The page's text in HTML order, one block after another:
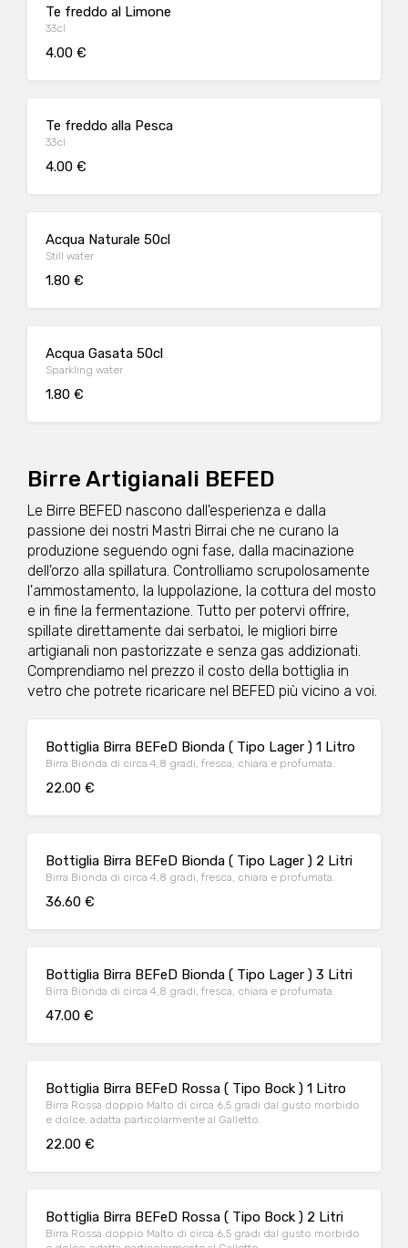
Te freddo al Limone
33cl
4.00 €
Te freddo alla Pesca
33cl
4.00 €
Acqua Naturale 50cl
Still water
1.80 €
Acqua Gasata 50cl
Sparkling water
1.80 €
Birre Artigianali BEFED
Le Birre BEFED nascono dall'esperienza e dalla
passione dei nostri Mastri Birrai che ne curano la
produzione seguendo ogni fase, dalla macinazione
dell'orzo alla spillatura. Controlliamo scrupolosamente
l'ammostamento, la luppolazione, la cottura del mosto
e in fine la fermentazione. Tutto per potervi offrire,
spillate direttamente dai serbatoi, le migliori birre
artigianali non pastorizzate e senza gas addizionati.
Comprendiamo nel prezzo il costo della bottiglia in
vetro che potrete ricaricare nel BEFED più vicino a voi.
Bottiglia Birra BEFeD Bionda ( Tipo Lager ) 1 Litro
Birra Bionda di circa 4,8 gradi, fresca, chiara e profumata.
22.00 €
Bottiglia Birra BEFeD Bionda ( Tipo Lager ) 2 Litri
Birra Bionda di circa 4,8 gradi, fresca, chiara e profumata.
36.60 €
Bottiglia Birra BEFeD Bionda ( Tipo Lager ) 3 Litri
Birra Bionda di circa 4,8 gradi, fresca, chiara e profumata.
47.00 €
Bottiglia Birra BEFeD Rossa ( Tipo Bock ) 1 Litro
Birra Rossa doppio Malto di circa 6,5 gradi dal gusto morbido
e dolce, adatta particolarmente al Galletto.
22.00 €
Bottiglia Birra BEFeD Rossa ( Tipo Bock ) 2 Litri
Birra Rossa doppio Malto di circa 6,5 gradi dal gusto morbido